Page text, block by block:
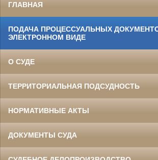
ГЛАВНАЯ
ПОДАЧА ПРОЦЕССУАЛЬНЫХ
ЭЛЕКТРОННОМ ВИДЕ
О СУДЕ
ТЕРРИТОРИАЛЬНАЯ ПОДСУДНОСТЬ
НОРМАТИВНЫЕ АКТЫ
ДОКУМЕНТЫ СУДА